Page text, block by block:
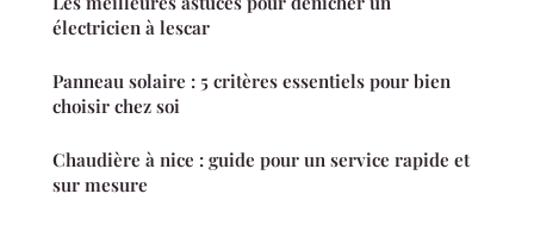
électricien à lescar
Panneau solaire : 5 critères essentiels pour bien
choisir chez soi
Chaudière à nice : guide pour un service rapide et
sur mesure